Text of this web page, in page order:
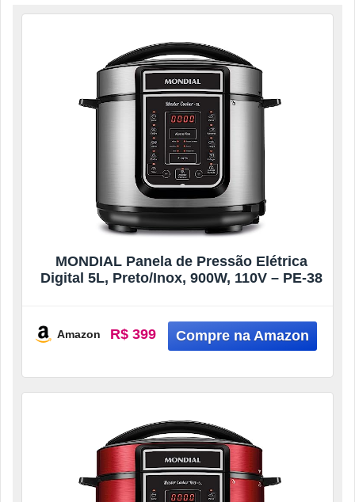
MONDIAL Panela de Pressão Elétrica
Digital 5L, Preto/Inox, 900W, 110V – PE-38
Amazon R$ 399